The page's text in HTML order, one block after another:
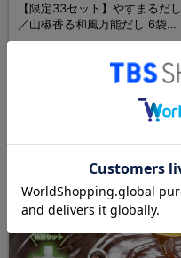
【限定33セット】やすまるだし
／山椒香る和風万能だし 6袋セ
ット【特別セット】ふりかける
水谷千重子さん監修